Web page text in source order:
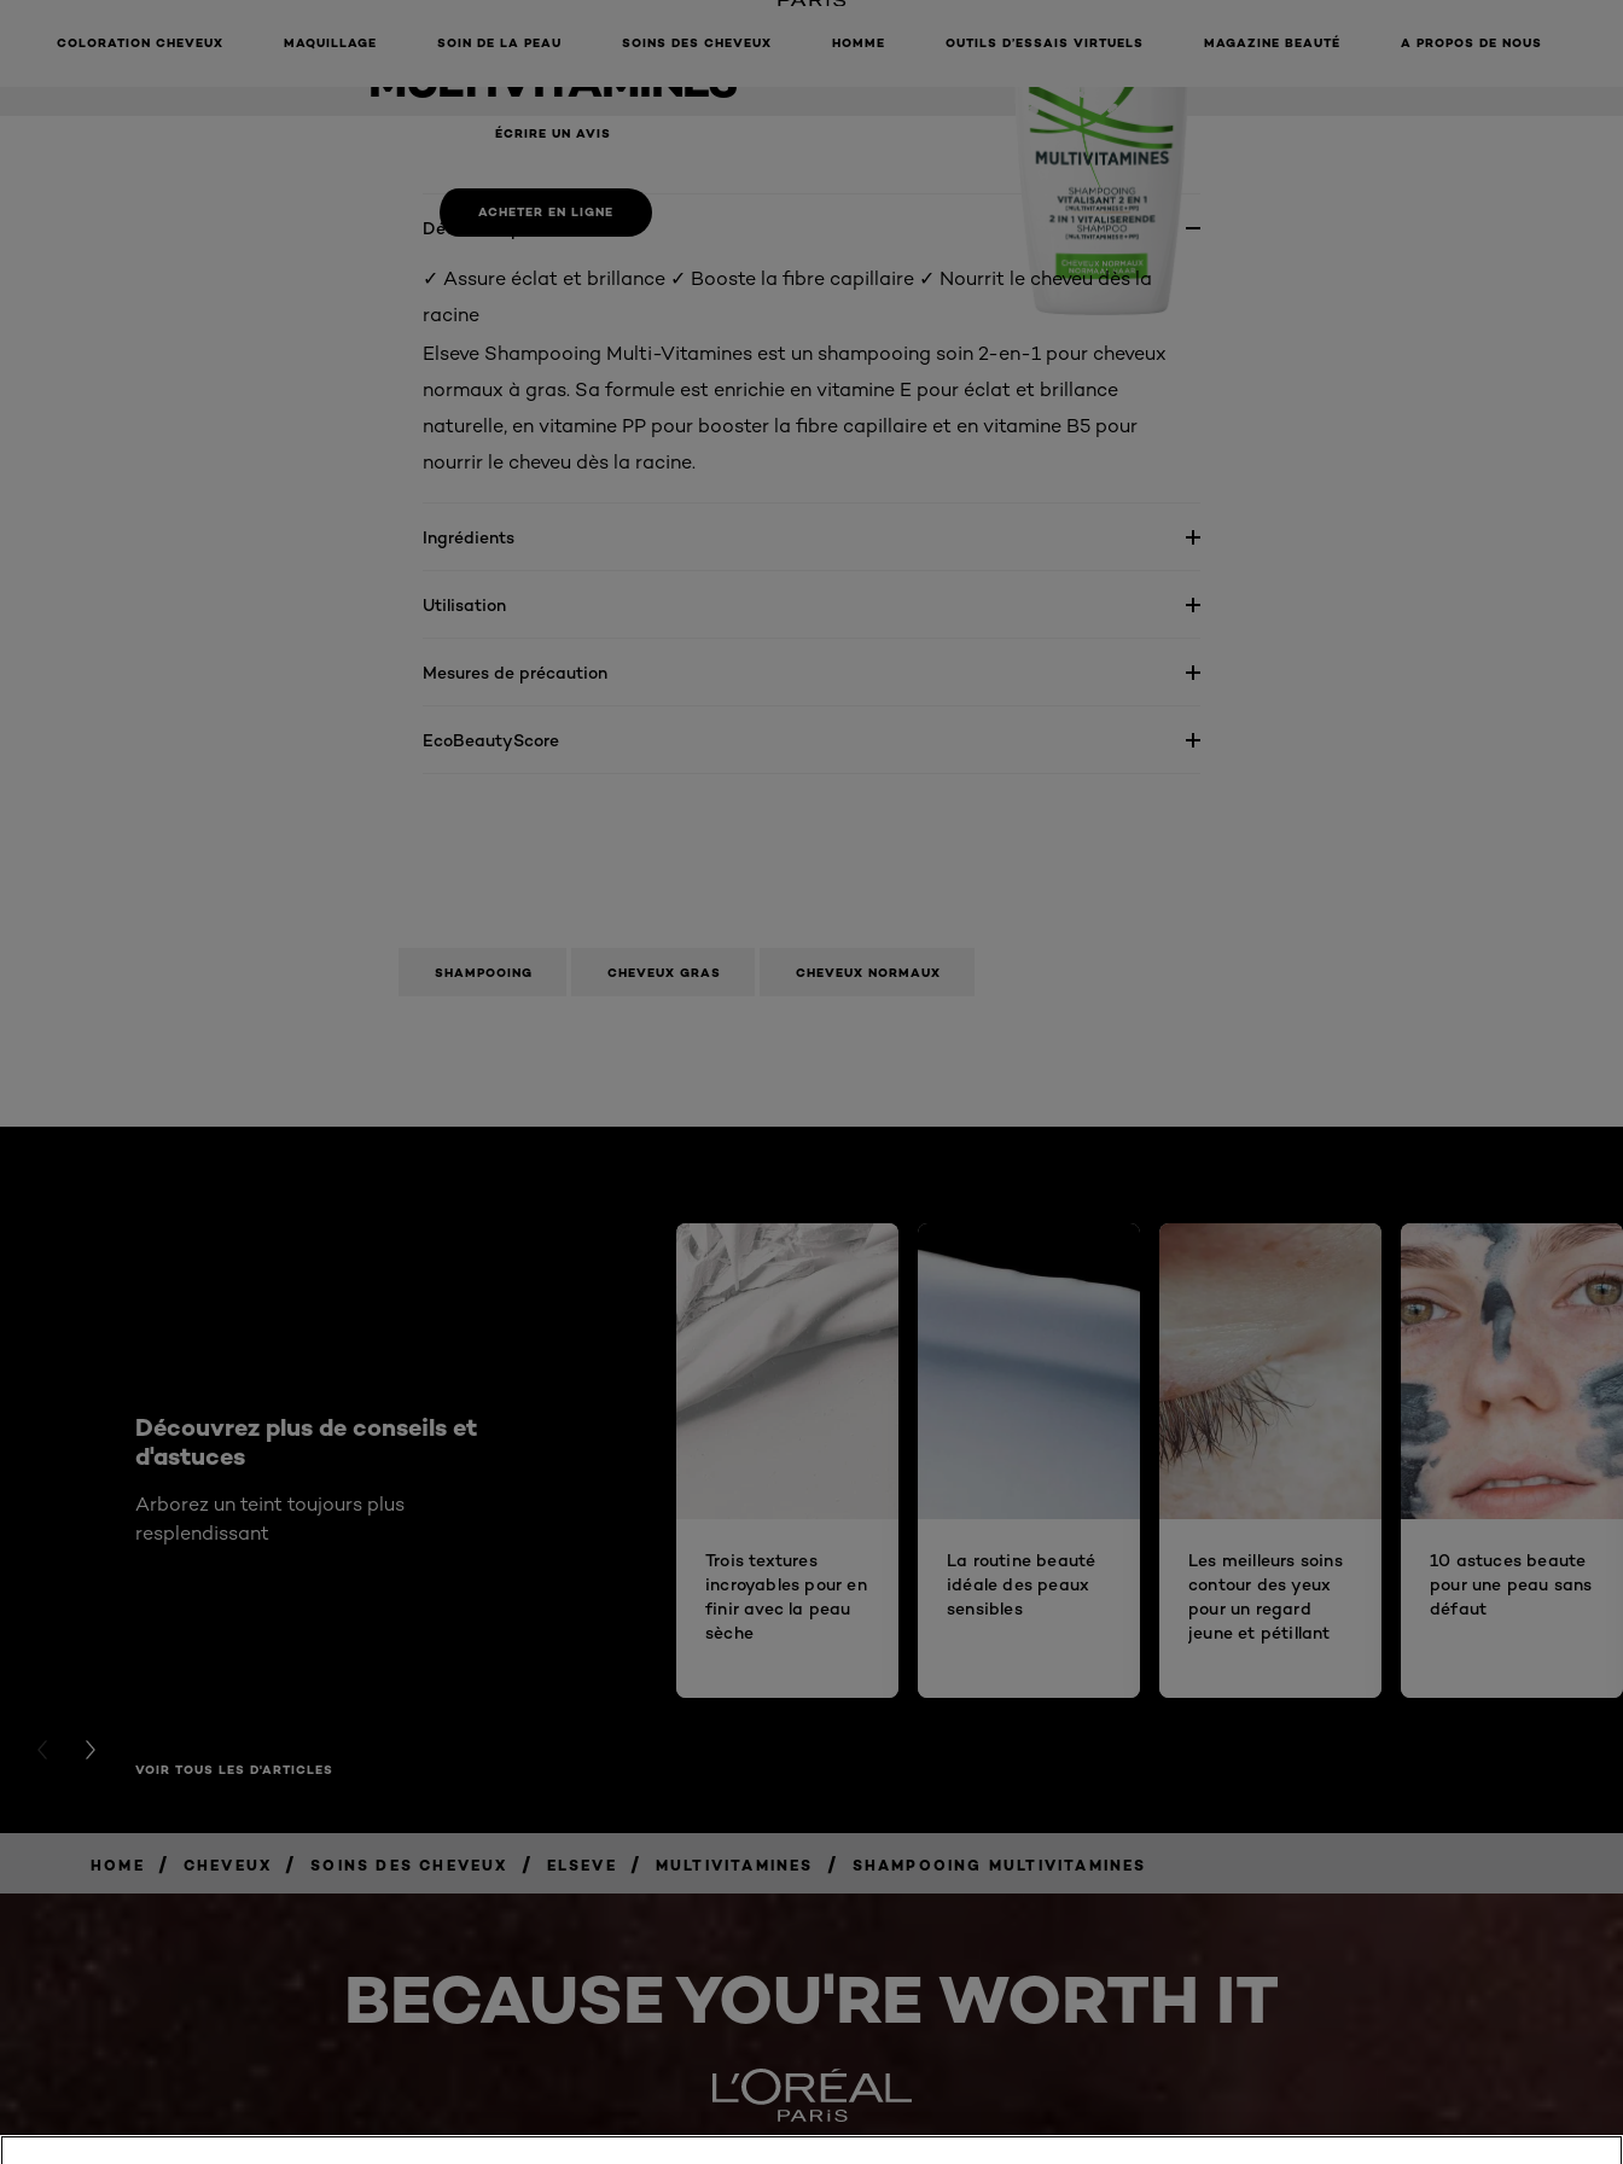
COLORATION CHEVEUX MAQUILLAGE SOIN DE LA PEAU SOINS DES CHEVEUX HOMME OUTILS D’ESSAIS VIRTUELS MAGAZINE BEAUTÉ A PROPOS DE NOUS
SHAMPOOING
MULTIVITAMINES
ÉCRIRE UN AVIS
ACHETER EN LIGNE
Détails du produit
✓ Assure éclat et brillance ✓ Booste la fibre capillaire ✓ Nourrit le cheveu dès la
racine
Elseve Shampooing Multi-Vitamines est un shampooing soin 2-en-1 pour cheveux
normaux à gras. Sa formule est enrichie en vitamine E pour éclat et brillance
naturelle, en vitamine PP pour booster la fibre capillaire et en vitamine B5 pour
nourrir le cheveu dès la racine.
Ingrédients
Utilisation
Mesures de précaution
EcoBeautyScore
SHAMPOOING CHEVEUX GRAS CHEVEUX NORMAUX
Découvrez plus de conseils et
d'astuces
Arborez un teint toujours plus
resplendissant
Trois textures
incroyables pour en
finir avec la peau
sèche
La routine beauté
idéale des peaux
sensibles
Les meilleurs soins
contour des yeux
pour un regard
jeune et pétillant
10 astuces beaute
pour une peau sans
défaut
PREVIOUS CARD
NEXT CARD
VOIR TOUS LES D'ARTICLES
HOME / CHEVEUX / SOINS DES CHEVEUX / ELSEVE / MULTIVITAMINES / SHAMPOOING MULTIVITAMINES
BECAUSE YOU'RE WORTH IT